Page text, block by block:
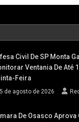
Civil De SP Monta
Ventania De Até
Feira
de agosto de 2026
De Osasco